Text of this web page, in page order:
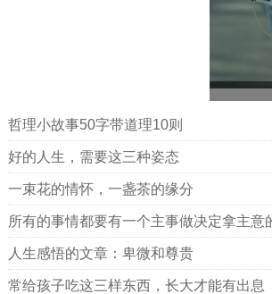
接受事与愿违的那一刻，我看到了你眼
默默地鼓励你，坚定地走下去，为了生活
人，这是你不得不去做的事情，当你勇敢
那一刻，你会为此而感到自豪，一颗执着
青春年少到历经沧桑，眼神里的坚定，
颗饱经风霜的心，在经历了岁月的沉淀后
这是时间给你最宝贵的财富，亦是你成长
变。
时间不曾改变你坚定的信念，岁月未
厌的模样，风轻轻吹拂着你的裙摆，我看
你，用倔强的姿态，仰望着属于自己的天
为坚定，心渐渐地变得勇敢，你曾经
始喜欢你，你在得到他的回应的那一刻，
哲理小故事50字带道理10则
好的人生，需要这三种姿态
一束花的情怀，一盏茶的缘分
所有的事情都要有一个主事做决定拿主意
人生感悟的文章：卑微和尊贵
常给孩子吃这三样东西，长大才能有出息